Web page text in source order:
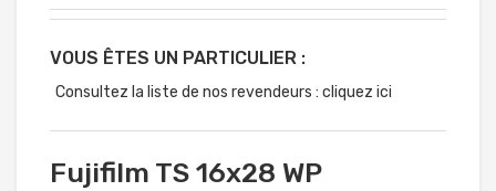
VOUS ÊTES UN PARTICULIER :
Consultez la liste de nos revendeurs : cliquez ici
Fujifilm TS 16x28 WP